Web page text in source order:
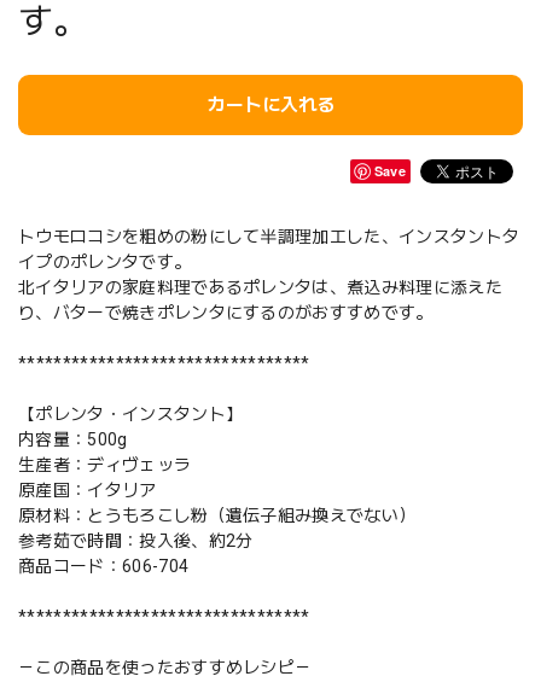
す。
カートに入れる
Save
トウモロコシを粗めの粉にして半調理加工した、インスタントタ
イプのポレンタです。
北イタリアの家庭料理であるポレンタは、煮込み料理に添えた
り、バターで焼きポレンタにするのがおすすめです。
*********************************
【ポレンタ・インスタント】
内容量：500g
生産者：ディヴェッラ
原産国：イタリア
原材料：とうもろこし粉（遺伝子組み換えでない）
参考茹で時間：投入後、約2分
商品コード：606-704
*********************************
－この商品を使ったおすすめレシピ－